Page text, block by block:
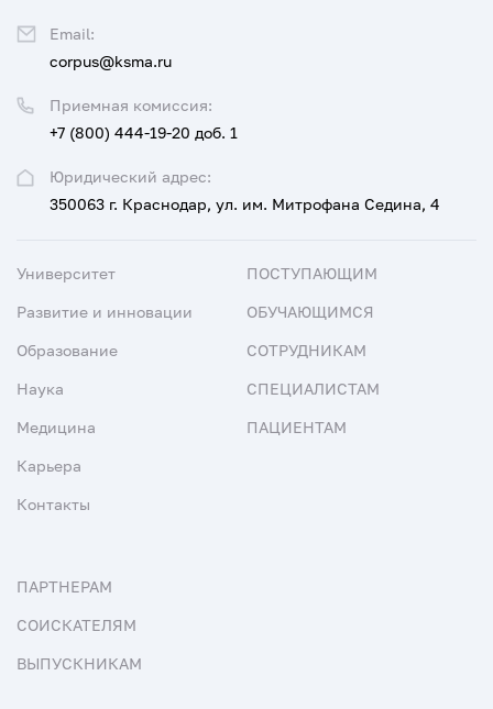
Юридический адрес:
350063 г. Краснодар, ул. им. Митрофана Седина, 4
Приемная комиссия:
+7 (800) 444-19-20 доб. 1
Email:
corpus@ksma.ru
Университет
Развитие и инновации
Образование
Наука
Медицина
Карьера
Контакты
ПОСТУПАЮЩИМ
ОБУЧАЮЩИМСЯ
СОТРУДНИКАМ
СПЕЦИАЛИСТАМ
ПАЦИЕНТАМ
ПАРТНЕРАМ
СОИСКАТЕЛЯМ
ВЫПУСКНИКАМ